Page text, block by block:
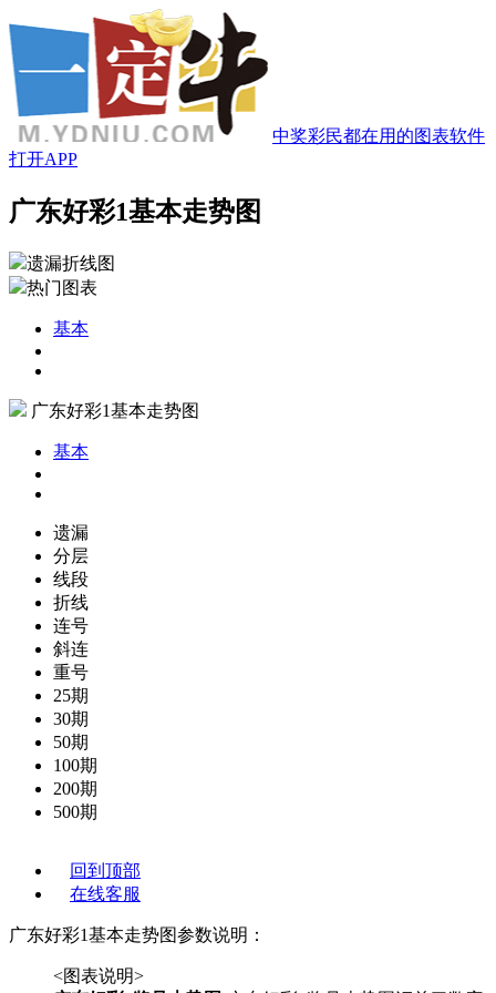
中奖彩民都在用的图表软件
打开APP
广东好彩1基本走势图
遗漏折线图
热门图表
基本
广东好彩1基本走势图
基本
遗漏
分层
线段
折线
连号
斜连
重号
25期
30期
50期
100期
200期
500期
回到顶部
在线客服
广东好彩1基本走势图参数说明：
<图表说明>